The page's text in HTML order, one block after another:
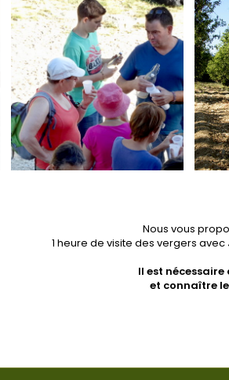
Nous vous
1 heure de visite des vergers avec
Il est
et connaître